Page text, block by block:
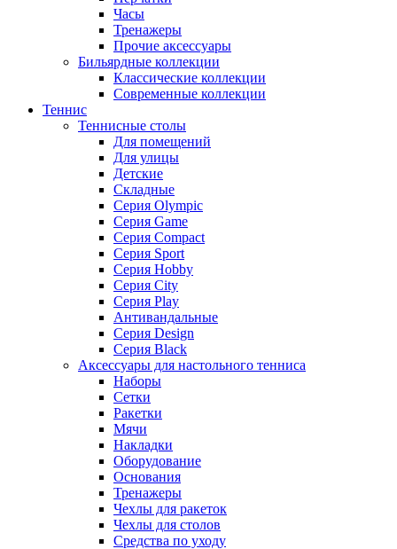
Часы
Тренажеры
Прочие аксессуары
Бильярдные коллекции
Классические коллекции
Современные коллекции
Теннис
Теннисные столы
Для помещений
Для улицы
Детские
Складные
Серия Olympic
Серия Game
Серия Compact
Серия Sport
Серия Hobby
Серия City
Серия Play
Антивандальные
Серия Design
Серия Black
Аксессуары для настольного тенниса
Наборы
Сетки
Ракетки
Мячи
Накладки
Оборудование
Основания
Тренажеры
Чехлы для ракеток
Чехлы для столов
Средства по уходу